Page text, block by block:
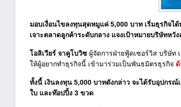
มอบเงื่อนไขลงทุนสุดหมูแค่ 5,000 บาท เริ่มธุรกิจไ
เจาะตลาดลูกค้าระดับกลาง แจงเป้าหมายบริษัทหวั
โอลิเวียร์ จาคูโบวิซ ผู้จัดการฝ่ายฟู้ดเซอร์วิส บริษัท
ให้ผู้อยากทำธุรกิจนี้ เข้ามาร่วมเป็นพันธมิตรธุรกิจ
ทั้งนี้ เงินลงทุน 5,000 บาทดังกล่าว จะได้รับอุปกร
ใบ และท๊อปปิ้ง 3 ขวด